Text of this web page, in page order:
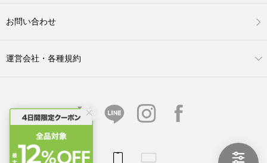
お問い合わせ
運営会社・各種規約